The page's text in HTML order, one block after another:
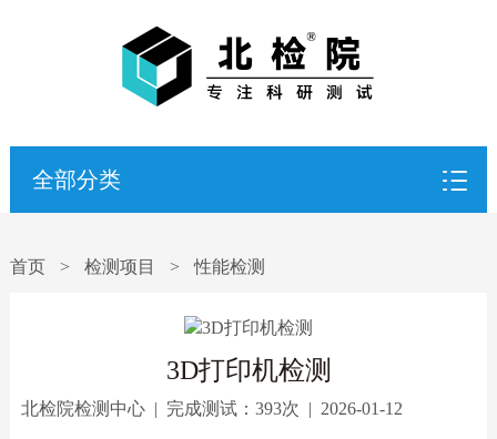
全部分类
首页 > 检测项目 > 性能检测
3D打印机检测
北检院检测中心| 完成测试： 393次 | 2026-01-12